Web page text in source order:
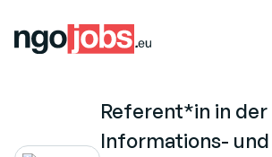
Referent*in in der
Informations- und